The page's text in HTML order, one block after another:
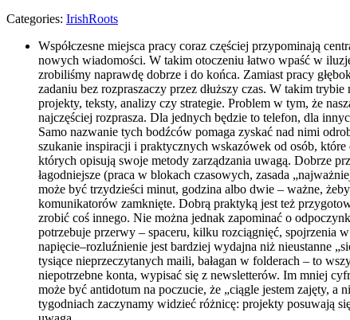
Categories: IrishRoots
Współczesne miejsca pracy coraz częściej przypominają
nowych wiadomości. W takim otoczeniu łatwo wpaść w
zrobiliśmy naprawdę dobrze i do końca. Zamiast pracy
zadaniu bez rozpraszaczy przez dłuższy czas. W takim
projekty, teksty, analizy czy strategie. Problem w tym, że
najczęściej rozprasza. Dla jednych będzie to telefon, dla
Samo nazwanie tych bodźców pomaga zyskać nad nimi
szukanie inspiracji i praktycznych wskazówek od osób,
których opisują swoje metody zarządzania uwagą. Dobrze
łagodniejsze (praca w blokach czasowych, zasada
może być trzydzieści minut, godzina albo dwie – ważne,
komunikatorów zamknięte. Dobrą praktyką jest też
zrobić coś innego. Nie można jednak zapominać o
potrzebuje przerwy – spaceru, kilku rozciągnięć, spojrzenia
napięcie–rozluźnienie jest bardziej wydajna niż nieustanne
tysiące nieprzeczytanych maili, bałagan w folderach – to
niepotrzebne konta, wypisać się z newsletterów. Im mniej
może być antidotum na poczucie, że „ciągle jestem zajęty,
tygodniach zaczynamy widzieć różnicę: projekty posuwają